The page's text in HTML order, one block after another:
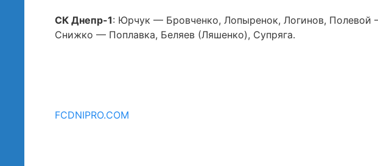
СК Днепр-1: Юрчук — Бровченко, Лопыренок, Логинов, Полевой
Снижко — Поплавка, Беляев (Ляшенко), Супряга.
FCDNIPRO.COM